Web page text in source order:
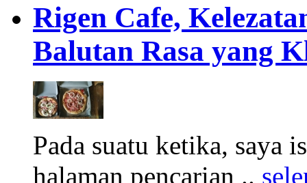
Rigen Cafe,
Balutan Rasa yang
Pada suatu ketika, saya
halaman pencarian ..